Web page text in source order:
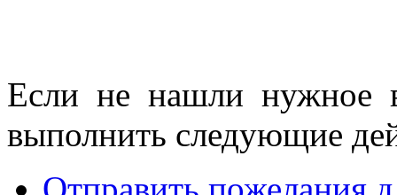
Если не нашли нужное
выполнить следующие